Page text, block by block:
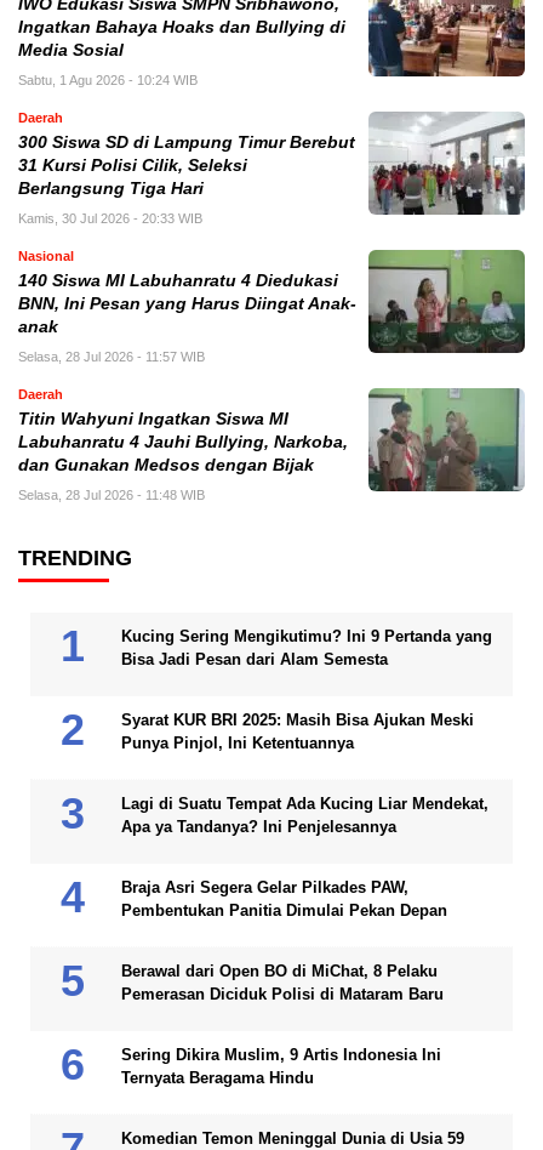
IWO Edukasi Siswa SMPN Sribhawono,
Ingatkan Bahaya Hoaks dan Bullying di
Media Sosial
Sabtu, 1 Agu 2026 - 10:24 WIB
Daerah
300 Siswa SD di Lampung Timur Berebut
31 Kursi Polisi Cilik, Seleksi
Berlangsung Tiga Hari
Kamis, 30 Jul 2026 - 20:33 WIB
Nasional
140 Siswa MI Labuhanratu 4 Diedukasi
BNN, Ini Pesan yang Harus Diingat Anak-
anak
Selasa, 28 Jul 2026 - 11:57 WIB
Daerah
Titin Wahyuni Ingatkan Siswa MI
Labuhanratu 4 Jauhi Bullying, Narkoba,
dan Gunakan Medsos dengan Bijak
Selasa, 28 Jul 2026 - 11:48 WIB
TRENDING
Kucing Sering Mengikutimu? Ini 9 Pertanda yang
Bisa Jadi Pesan dari Alam Semesta
Syarat KUR BRI 2025: Masih Bisa Ajukan Meski
Punya Pinjol, Ini Ketentuannya
Lagi di Suatu Tempat Ada Kucing Liar Mendekat,
Apa ya Tandanya? Ini Penjelesannya
Braja Asri Segera Gelar Pilkades PAW,
Pembentukan Panitia Dimulai Pekan Depan
Berawal dari Open BO di MiChat, 8 Pelaku
Pemerasan Diciduk Polisi di Mataram Baru
Sering Dikira Muslim, 9 Artis Indonesia Ini
Ternyata Beragama Hindu
Komedian Temon Meninggal Dunia di Usia 59